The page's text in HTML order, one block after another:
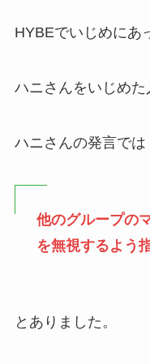
HYBEでいじめにあ
ハニさんをいじめた
ハニさんの発言では
他のグループの
を無視するよう
とありました。